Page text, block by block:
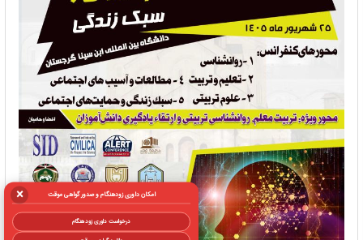
× امکان داوری زودهنگام و صدور گواهی موقت
درخواست داوری زودهنگام